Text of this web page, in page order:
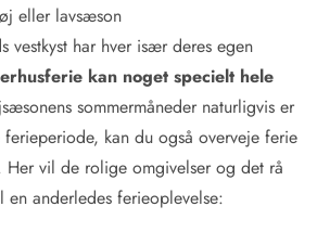
eller lavsæson
vestkyst har hver især deres egen
kan noget specielt hele
sommermåneder naturligvis er
ferieperiode, kan du også overveje ferie
vil de rolige omgivelser og det rå
anderledes ferieoplevelse: